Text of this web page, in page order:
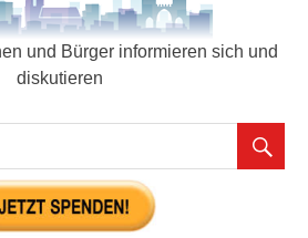
und Bürger informieren sich und
diskutieren